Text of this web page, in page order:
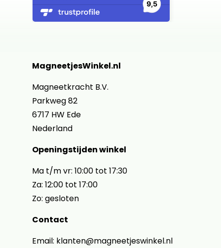
MagneetjesWinkel.nl
Magneetkracht B.V.
Parkweg 82
6717 HW Ede
Nederland
Openingstijden winkel
Ma t/m vr: 10:00 tot 17:30
Za: 12:00 tot 17:00
Zo: gesloten
Contact
Email: klanten@magneetjeswinkel.nl